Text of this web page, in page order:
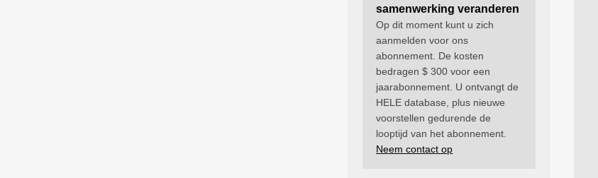
samenwerking veranderen
Op dit moment kunt u zich
aanmelden voor ons
abonnement. De kosten
bedragen $ 300 voor een
jaarabonnement. U ontvangt de
HELE database, plus nieuwe
voorstellen gedurende de
looptijd van het abonnement.
Neem contact op